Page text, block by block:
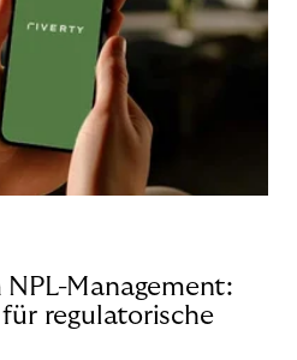
Management:
regulatorische